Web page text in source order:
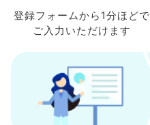
登録フォームから 1分ほどで
ご入力 いただけます